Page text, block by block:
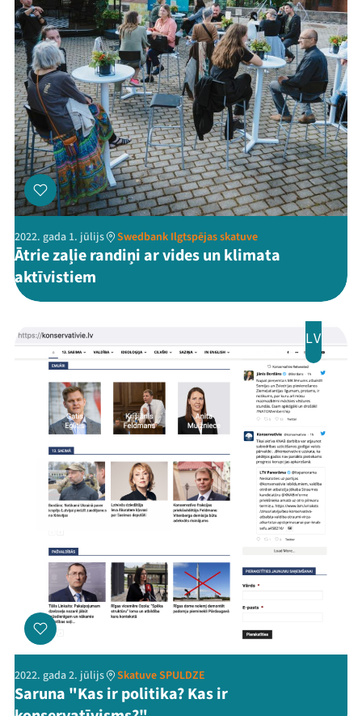
Festivāls
2022. gada 1. jūlijs Swedbank Ilgtspējas skatuve
Ātrie zaļie randiņi ar vides un klimata
aktīvistiem
LV
2022. gada 2. jūlijs Skatuve SPULDZE
Saruna "Kas ir politika? Kas ir